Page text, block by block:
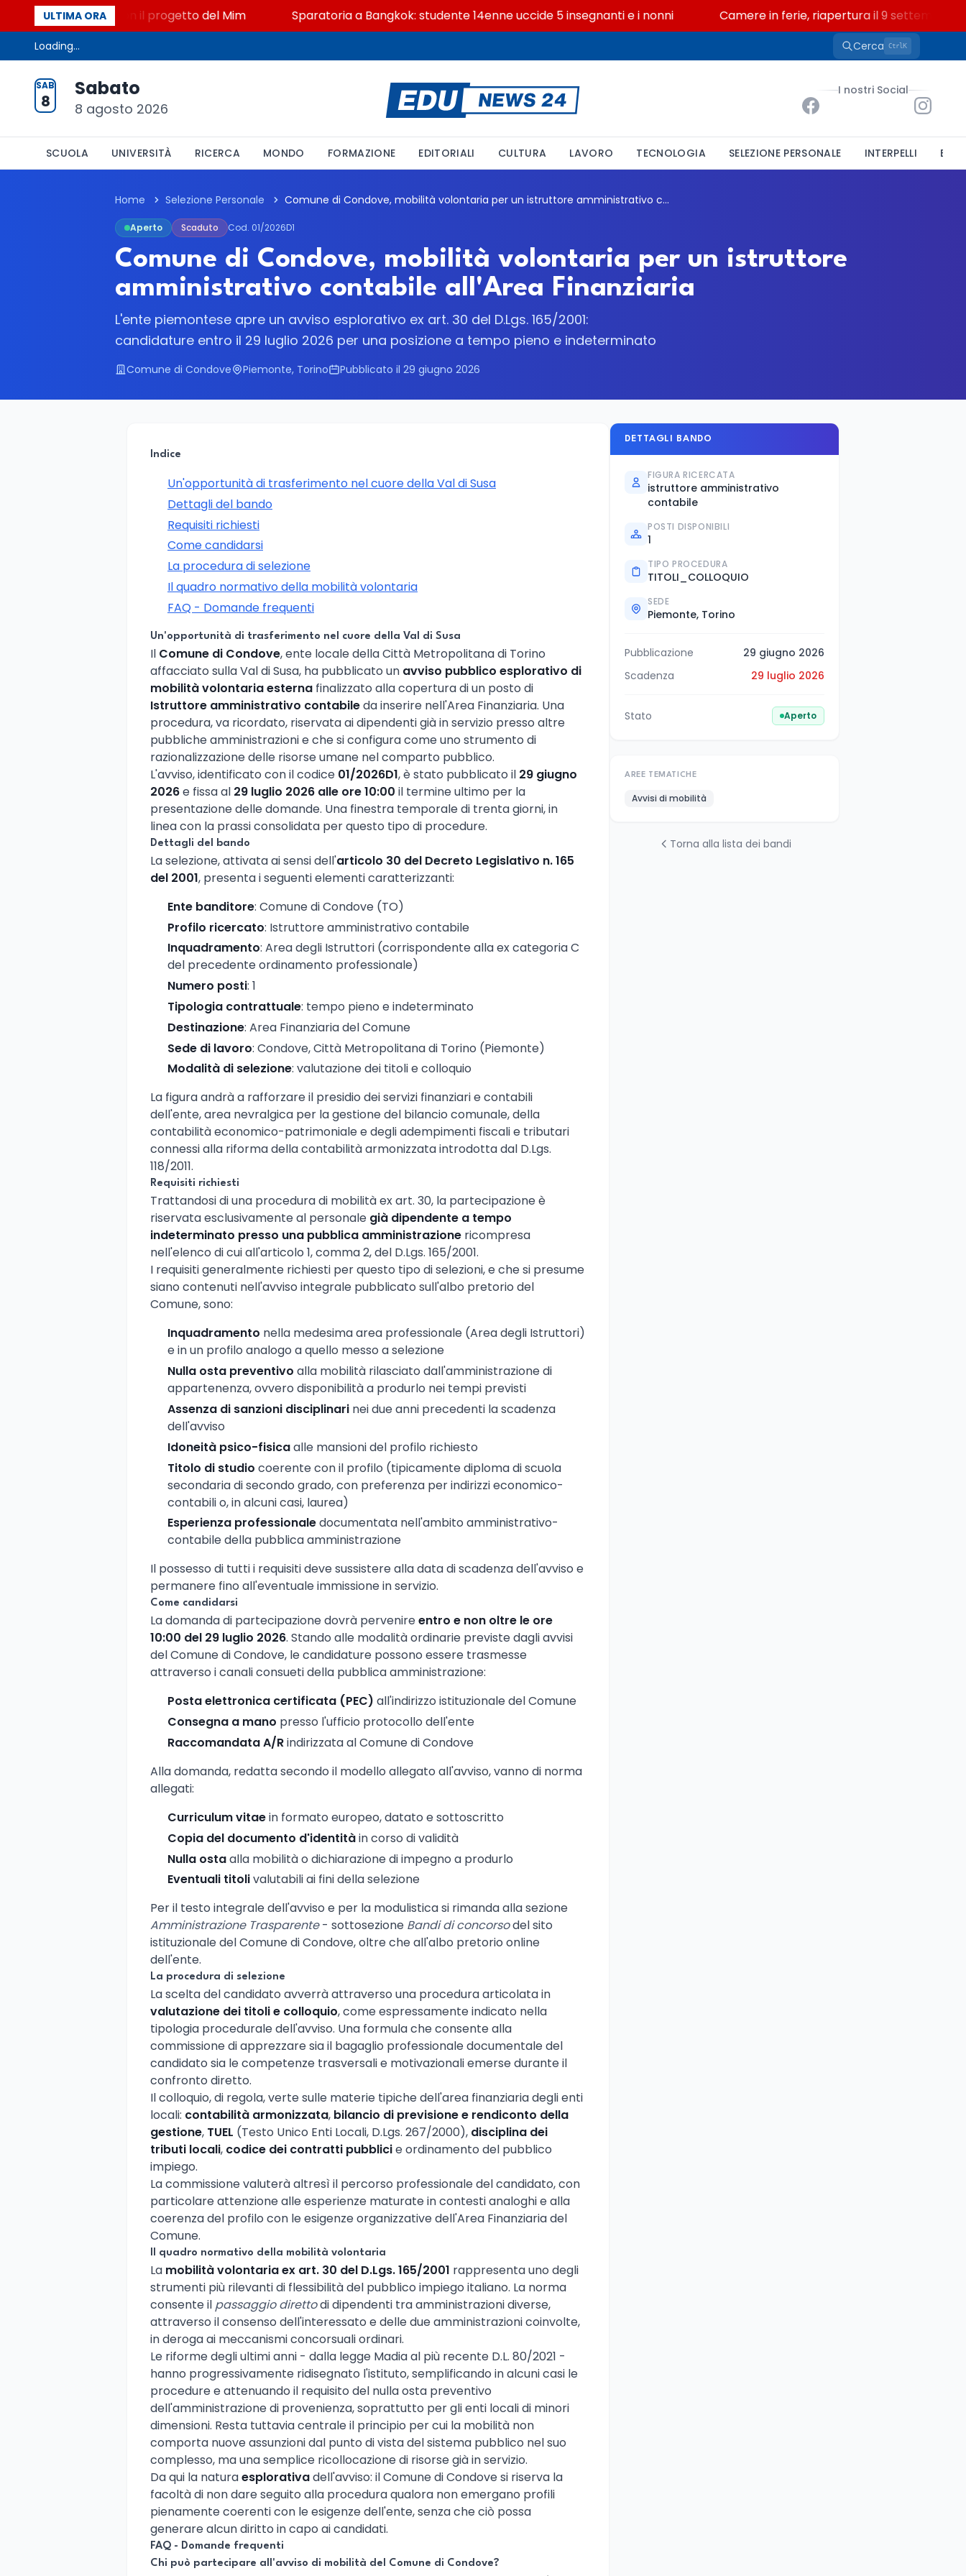
ULTIMA ORA
STEM a Lerici con il progetto del Mim Sparatoria a Bangkok: studente 14enne uccide 5 insegnanti e i nonni Camere in ferie, riapertura il 9 settembre tra
Loading... Cerca CtrlK
SAB
8
Sabato
8 agosto 2026
I nostri Social
SCUOLA UNIVERSITÀ RICERCA MONDO FORMAZIONE EDITORIALI CULTURA LAVORO TECNOLOGIA SELEZIONE PERSONALE INTERPELLI
Home Selezione Personale Comune di Condove, mobilità volontaria per un istruttore amministrativo contabile all'Area Finanziaria
Aperto Scaduto Cod. 01/2026D1
Comune di Condove, mobilità volontaria per un istruttore
amministrativo contabile all'Area Finanziaria
L'ente piemontese apre un avviso esplorativo ex art. 30 del D.Lgs. 165/2001:
candidature entro il 29 luglio 2026 per una posizione a tempo pieno e indeterminato
Comune di Condove Piemonte, Torino Pubblicato il 29 giugno 2026
Indice
Un'opportunità di trasferimento nel cuore della Val di Susa
Dettagli del bando
Requisiti richiesti
Come candidarsi
La procedura di selezione
Il quadro normativo della mobilità volontaria
FAQ - Domande frequenti
Un'opportunità di trasferimento nel cuore della Val di Susa
Il Comune di Condove, ente locale della Città Metropolitana di Torino
affacciato sulla Val di Susa, ha pubblicato un avviso pubblico esplorativo di
mobilità volontaria esterna finalizzato alla copertura di un posto di
Istruttore amministrativo contabileda inserire nell'Area Finanziaria. Una
procedura, va ricordato, riservata ai dipendenti già in servizio presso altre
pubbliche amministrazioni e che si configura come uno strumento di
razionalizzazione delle risorse umane nel comparto pubblico.
L'avviso, identificato con il codice 01/2026D1, è stato pubblicato il 29 giugno
2026e fissa al 29 luglio 2026 alle ore 10:00 il termine ultimo per la
presentazione delle domande. Una finestra temporale di trenta giorni, in
linea con la prassi consolidata per questo tipo di procedure.
Dettagli del bando
La selezione, attivata ai sensi dell'articolo 30 del Decreto Legislativo n. 165
del 2001, presenta i seguenti elementi caratterizzanti:
Ente banditore: Comune di Condove (TO)
Profilo ricercato: Istruttore amministrativo contabile
Inquadramento: Area degli Istruttori (corrispondente alla ex categoria C
del precedente ordinamento professionale)
Numero posti: 1
Tipologia contrattuale: tempo pieno e indeterminato
Destinazione: Area Finanziaria del Comune
Sede di lavoro: Condove, Città Metropolitana di Torino (Piemonte)
Modalità di selezione: valutazione dei titoli e colloquio
La figura andrà a rafforzare il presidio dei servizi finanziari e contabili
dell'ente, area nevralgica per la gestione del bilancio comunale, della
contabilità economico-patrimoniale e degli adempimenti fiscali e tributari
connessi alla riforma della contabilità armonizzata introdotta dal D.Lgs.
118/2011.
Requisiti richiesti
Trattandosi di una procedura di mobilità ex art. 30, la partecipazione è
riservata esclusivamente al personale già dipendente a tempo
indeterminato presso una pubblica amministrazione ricompresa
nell'elenco di cui all'articolo 1, comma 2, del D.Lgs. 165/2001.
I requisiti generalmente richiesti per questo tipo di selezioni, e che si presume
siano contenuti nell'avviso integrale pubblicato sull'albo pretorio del
Comune, sono:
Inquadramento nella medesima area professionale (Area degli Istruttori)
e in un profilo analogo a quello messo a selezione
Nulla osta preventivo alla mobilità rilasciato dall'amministrazione di
appartenenza, ovvero disponibilità a produrlo nei tempi previsti
Assenza di sanzioni disciplinari nei due anni precedenti la scadenza
dell'avviso
Idoneità psico-fisicaalle mansioni del profilo richiesto
Titolo di studio coerente con il profilo (tipicamente diploma di scuola
secondaria di secondo grado, con preferenza per indirizzi economico-
contabili o, in alcuni casi, laurea)
Esperienza professionaledocumentata nell'ambito amministrativo-
contabile della pubblica amministrazione
Il possesso di tutti i requisiti deve sussistere alla data di scadenza dell'avviso e
permanere fino all'eventuale immissione in servizio.
Come candidarsi
La domanda di partecipazione dovrà pervenireentro e non oltre le ore
10:00 del 29 luglio 2026. Stando alle modalità ordinarie previste dagli avvisi
del Comune di Condove, le candidature possono essere trasmesse
attraverso i canali consueti della pubblica amministrazione:
Posta elettronica certificata (PEC) all'indirizzo istituzionale del Comune
Consegna a mano presso l'ufficio protocollo dell'ente
Raccomandata A/Rindirizzata al Comune di Condove
Alla domanda, redatta secondo il modello allegato all'avviso, vanno di norma
allegati:
Curriculum vitaein formato europeo, datato e sottoscritto
Copia del documento d'identitàin corso di validità
Nulla ostaalla mobilità o dichiarazione di impegno a produrlo
Eventuali titolivalutabili ai fini della selezione
Per il testo integrale dell'avviso e per la modulistica si rimanda alla sezione
Amministrazione Trasparente- sottosezione Bandi di concorsodel sito
istituzionale del Comune di Condove, oltre che all'albo pretorio online
dell'ente.
La procedura di selezione
La scelta del candidato avverrà attraverso una procedura articolata in
valutazione dei titoli e colloquio, come espressamente indicato nella
tipologia procedurale dell'avviso. Una formula che consente alla
commissione di apprezzare sia il bagaglio professionale documentale del
candidato sia le competenze trasversali e motivazionali emerse durante il
confronto diretto.
Il colloquio, di regola, verte sulle materie tipiche dell'area finanziaria degli enti
locali: contabilità armonizzata, bilancio di previsione e rendiconto della
gestione, TUEL (Testo Unico Enti Locali, D.Lgs. 267/2000), disciplina dei
tributi locali, codice dei contratti pubblicie ordinamento del pubblico
impiego.
La commissione valuterà altresì il percorso professionale del candidato, con
particolare attenzione alle esperienze maturate in contesti analoghi e alla
coerenza del profilo con le esigenze organizzative dell'Area Finanziaria del
Comune.
Il quadro normativo della mobilità volontaria
La mobilità volontaria ex art. 30 del D.Lgs. 165/2001 rappresenta uno degli
strumenti più rilevanti di flessibilità del pubblico impiego italiano. La norma
consente il passaggio direttodi dipendenti tra amministrazioni diverse,
attraverso il consenso dell'interessato e delle due amministrazioni coinvolte,
in deroga ai meccanismi concorsuali ordinari.
Le riforme degli ultimi anni - dalla legge Madia al più recente D.L. 80/2021 -
hanno progressivamente ridisegnato l'istituto, semplificando in alcuni casi le
procedure e attenuando il requisito del nulla osta preventivo
dell'amministrazione di provenienza, soprattutto per gli enti locali di minori
dimensioni. Resta tuttavia centrale il principio per cui la mobilità non
comporta nuove assunzioni dal punto di vista del sistema pubblico nel suo
complesso, ma una semplice ricollocazione di risorse già in servizio.
Da qui la naturaesplorativadell'avviso: il Comune di Condove si riserva la
facoltà di non dare seguito alla procedura qualora non emergano profili
pienamente coerenti con le esigenze dell'ente, senza che ciò possa
generare alcun diritto in capo ai candidati.
FAQ - Domande frequenti
Chi può partecipare all'avviso di mobilità del Comune di Condove?
DETTAGLI BANDO
FIGURA RICERCATA
istruttore amministrativo
contabile
POSTI DISPONIBILI
1
TIPO PROCEDURA
TITOLI_COLLOQUIO
SEDE
Piemonte, Torino
Pubblicazione
29 giugno 2026
Scadenza
29 luglio 2026
Stato Aperto
AREE TEMATICHE
Avvisi di mobilità
Torna alla lista dei bandi